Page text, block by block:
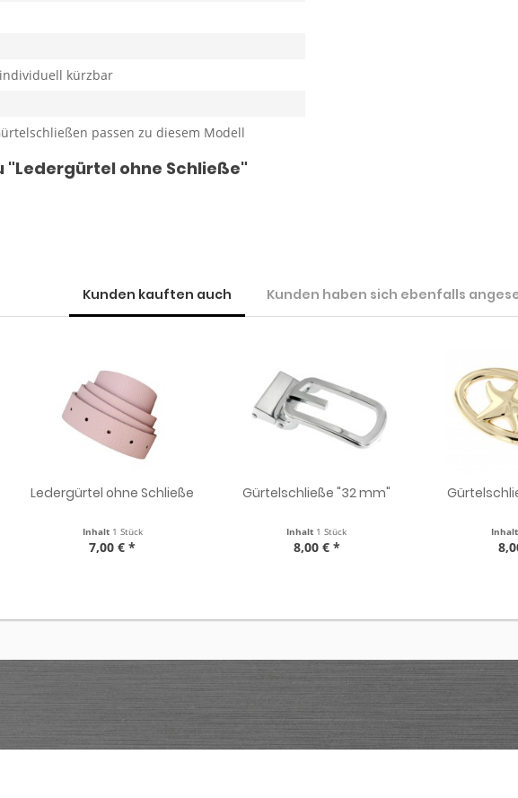
kürzbar
passen zu diesem Modell
"Ledergürtel ohne Schließe"
Kunden kauften auch Kunden haben sich ebenfalls
Ledergürtel ohne Schließe
Inhalt 1 Stück
7,00 € *
Gürtelschließe "32 mm"
Inhalt 1 Stück
8,00 € *